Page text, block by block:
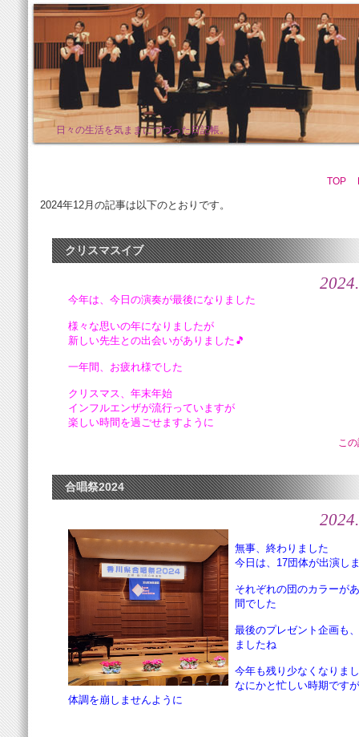
日々の生活を気ままにつづった日記帳。
TOP
2024年12月の記事は以下のとおりです。
クリスマスイブ
今年は、今日の演奏が最後になりました
様々な思いの年になりましたが
新しい先生との出会いがありました🎵
一年間、お疲れ様でした
クリスマス、年末年始
インフルエンザが流行っていますが
楽しい時間を過ごせますように
こ
合唱祭2024
無事、終わりました
今日は、17団体が出演し
それぞれの団のカラーが
間でした
最後のプレゼント企画も
ましたね
今年も残り少なくなりま
なにかと忙しい時期ですが
体調を崩しませんように